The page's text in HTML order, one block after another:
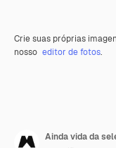
Crie suas próprias
nosso editor de fotos.
Ainda vida da